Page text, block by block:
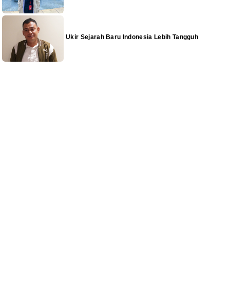
Ukir Sejarah Baru Indonesia Lebih Tangguh